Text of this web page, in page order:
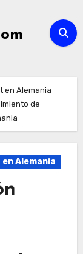
en Alemania
de
Alemania